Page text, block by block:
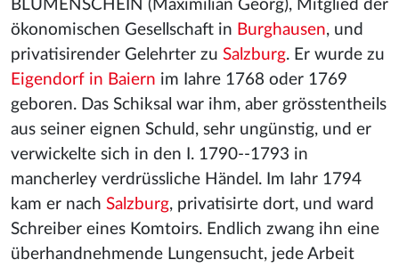
BLUMENSCHEIN (Maximilian Georg), Mitglied der
ökonomischen Gesellschaft in Burghausen, und
privatisirender Gelehrter zu Salzburg. Er wurde zu
Eigendorf in Baiern im Iahre 1768 oder 1769
geboren. Das Schiksal war ihm, aber grösstentheils
aus seiner eignen Schuld, sehr ungünstig, und er
verwickelte sich in den I. 1790--1793 in
mancherley verdrüssliche Händel. Im Iahr 1794
kam er nach Salzburg, privatisirte dort, und ward
Schreiber eines Komtoirs. Endlich zwang ihn eine
überhandnehmende Lungensucht, jede Arbeit